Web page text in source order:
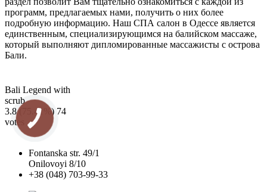
программ, предлагаемых нами, получить о них более
подробную информацию. Наш СПА салон в Одессе является
единственным, специализирующимся на балийском массаже,
который выполняют дипломированные массажисты с острова
Бали.
Bali Legend with
scrub
3.8(75.41%) 74
votes
Fontanska str. 49/1
Onilovoyi 8/10
+38 (048) 703-99-33